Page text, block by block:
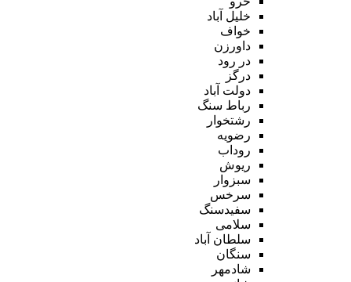
خلیل آباد
خواف
داورزن
در رود
درگز
دولت آباد
رباط سنگ
رشتخوار
رضویه
روداب
ریوش
سبزوار
سرخس
سفیدسنگ
سلامی
سلطان آباد
سنگان
شادمهر